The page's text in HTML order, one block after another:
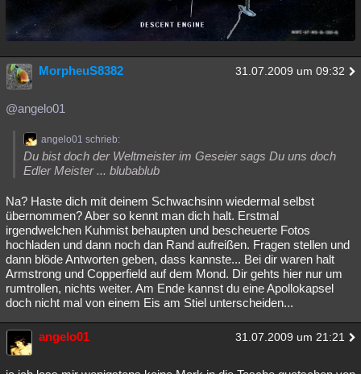
MorpheuS8382 31.07.2009 um 09:32
@angelo01
angelo01 schrieb:
Du bist doch der Weltmeister im Geseier sags Du uns doch
Edler Meister ... blubablub
Na? Haste dich mit deinem Schwachsinn wiedermal selbst
übernommen? Aber so kennt man dich halt. Erstmal
irgendwelchen Kuhmist behaupten und bescheuerte Fotos
hochladen und dann noch dan Rand aufreißen. Fragen stellen und
dann blöde Antworten geben, dass kannste... Bei dir waren halt
Armstrong und Copperfield auf dem Mond. Dir gehts hier nur um
rumtrollen, nichts weiter. Am Ende kannst du eine Apollokapsel
doch nicht mal von einem Eis am Stiel unterscheiden...
angelo01 31.07.2009 um 21:21